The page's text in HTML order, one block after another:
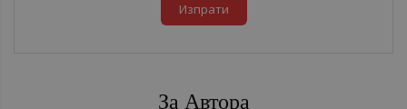
Изпрати
За Автора